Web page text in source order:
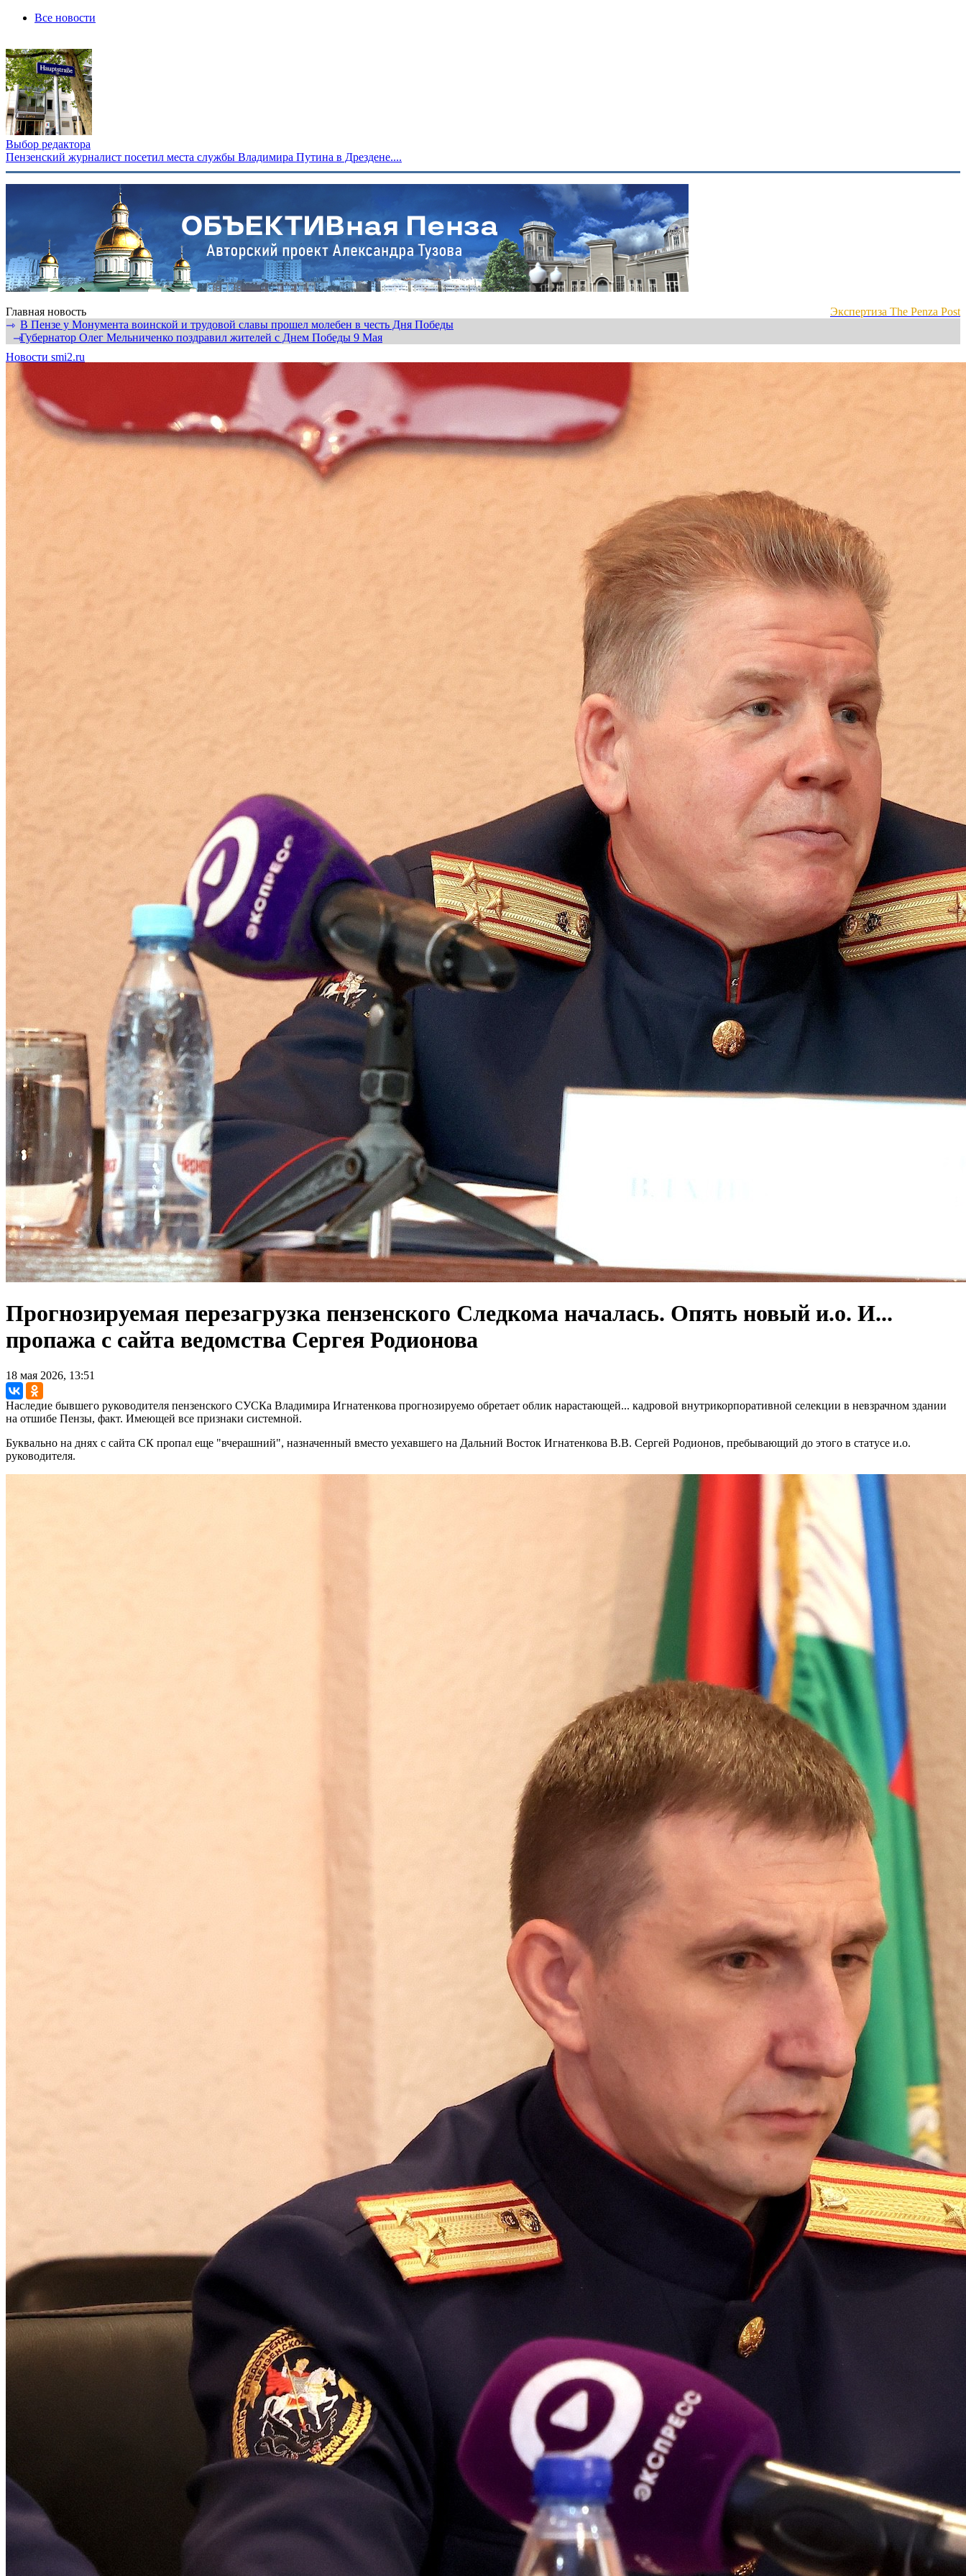
Все новости
Выбор редактора
Пензенский журналист посетил места службы Владимира Путина в Дрездене....
Главная новость
Экспертиза The Penza Post
⇾ В Пензе у Монумента воинской и трудовой славы прошел молебен в честь Дня Победы
⇾Губернатор Олег Мельниченко поздравил жителей с Днем Победы 9 Мая
Новости smi2.ru
Прогнозируемая перезагрузка пензенского Следкома началась. Опять новый и.о. И...
пропажа с сайта ведомства Сергея Родионова
18 мая 2026, 13:51
Наследие бывшего руководителя пензенского СУСКа Владимира Игнатенкова прогнозируемо обретает облик нарастающей... кадровой внутрикорпоративной селекции в невзрачном здании
на отшибе Пензы, факт. Имеющей все признаки системной.
Буквально на днях с сайта СК пропал еще "вчерашний", назначенный вместо уехавшего на Дальний Восток Игнатенкова В.В. Сергей Родионов, пребывающий до этого в статусе и.о.
руководителя.